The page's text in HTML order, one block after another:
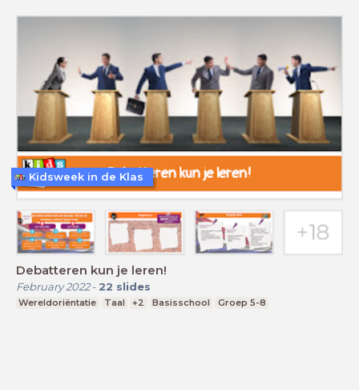
Debatteren kun je leren!
February 2022- 22 slides
Wereldoriëntatie Taal +2 Basisschool Groep 5-8
Kidsweek in de Klas